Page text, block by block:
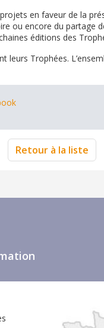
en faveur de la
ou encore du partage
éditions des
leurs Trophées.
Retour à la liste